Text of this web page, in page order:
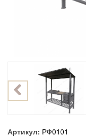
Артикул: РФ0101